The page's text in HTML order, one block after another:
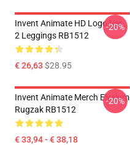
Invent Animate HD Logo Ver.
2 Leggings RB1512
€ 26,63 $28.95
-20%
Invent Animate Merch Elysium
Rugzak RB1512
€ 33,94 - € 38,18
-20%